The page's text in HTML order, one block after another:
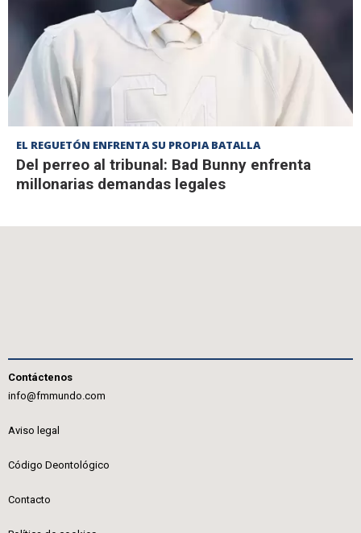
EL REGUETÓN ENFRENTA SU PROPIA BATALLA
Del perreo al tribunal: Bad Bunny enfrenta
millonarias demandas legales
Contáctenos
info@fmmundo.com
Aviso legal
Código Deontológico
Contacto